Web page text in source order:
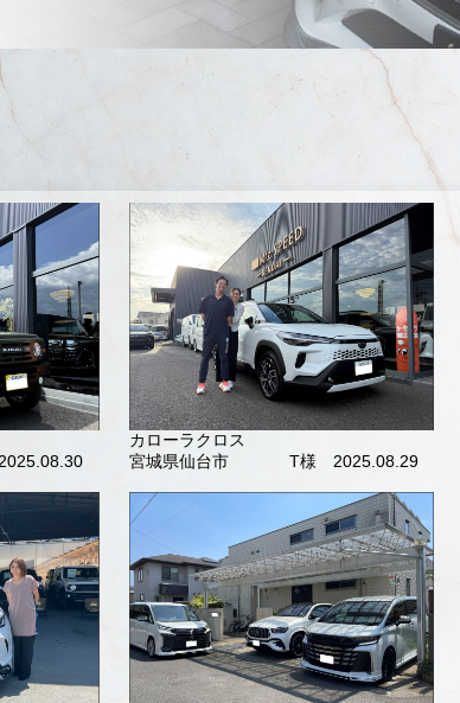
カローラクロス
宮城県仙台市
T様 2025.08.29